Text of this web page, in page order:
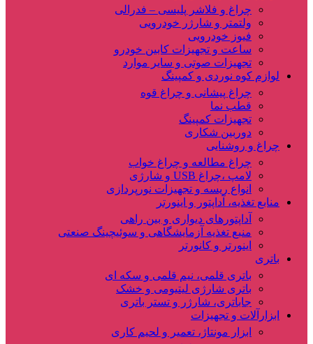
چراغ و فلاشر پلیسی – فدرالی
ولتمتر و شارژر خودرویی
فیوز خودرویی
ساعت و تجهیزات کابین خودرو
تجهیزات صوتی و سایر موارد
لوازم کوه نوردی و کمپینگ
چراغ پیشانی و چراغ قوه
قطب نما
تجهیزات کمپینگ
دوربین شکاری
چراغ و روشنایی
چراغ مطالعه و چراغ خواب
لامپ ،چراغ USB و شارژی
انواع ریسه و تجهیزات نورپردازی
منابع تغذیه، آداپتور و اینورتر
آداپتورهای دیواری و بین راهی
منبع تغذیه آزمایشگاهی و سوئیچینگ صنعتی
اینورتر و کانورتر
باتری
باتری قلمی، نیم قلمی و سکه ای
باتری شارژی لیتیومی و خشک
جاباتری، شارژر و تستر باتری
ابزارآلات و تجهیزات
ابزار مونتاژ، تعمیر و لحیم کاری